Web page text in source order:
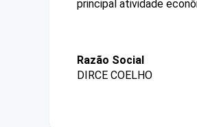
principal atividade
Razão Social
DIRCE COELHO